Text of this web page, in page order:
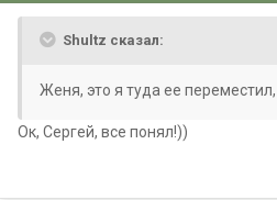
Shultz сказал:
Женя, это я туда ее переместил,
Ок, Сергей, все понял!))